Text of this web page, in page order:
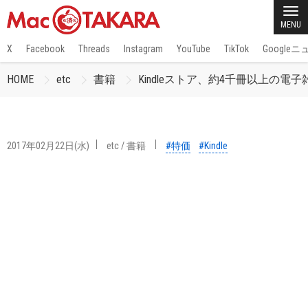
MENU
X Facebook Threads Instagram YouTube TikTok Googleニ
HOME etc 書籍 Kindleストア、約4千冊以上の電
2017年02月22日(水) etc/書籍 #特価 #Kindle